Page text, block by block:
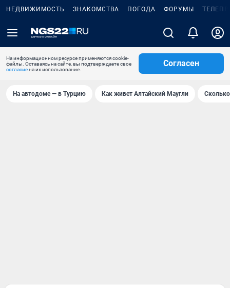
НЕДВИЖИМОСТЬ ЗНАКОМСТВА ПОГОДА ФОРУМЫ
На информационном ресурсе применяются cookie-
файлы. Оставаясь на сайте, вы подтверждаете свое
согласиена их использование.
Согласен
На автодоме — в Турцию Как живет Алтайский Маугли